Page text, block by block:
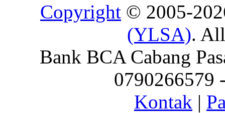
Copyright © 2005-
(YLSA).
Bank BCA Cabang
0790266579
Kontak |